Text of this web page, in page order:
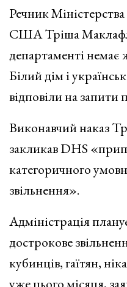
Речник
США Тріша
департаменті немає
Білий дім і
відповіли на запити
Виконавчий наказ
закликав DHS
категоричного
звільнення».
Адміністрація
дострокове
кубинців, гаїтян,